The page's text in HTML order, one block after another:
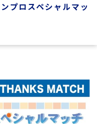
プロスペシャルマッ